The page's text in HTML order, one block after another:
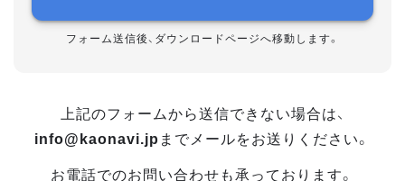
フォーム送信後、ダウンロードページへ移動します。
上記のフォームから送信できない場合は、
info@kaonavi.jp までメールをお送りください。
お電話でのお問い合わせも承っております。